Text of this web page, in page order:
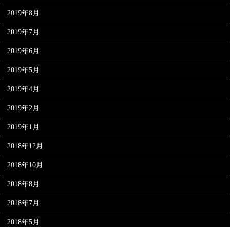
2019年8月
2019年7月
2019年6月
2019年5月
2019年4月
2019年2月
2019年1月
2018年12月
2018年10月
2018年8月
2018年7月
2018年5月